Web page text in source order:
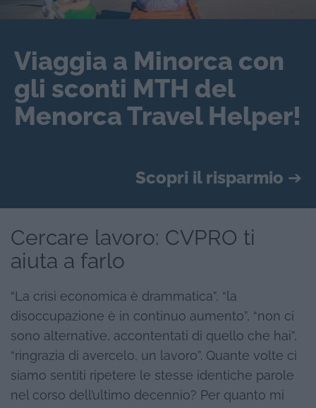
Viaggia a Minorca con
gli sconti MTH del
Menorca Travel Helper!
Scopri il risparmio ➔
Cercare lavoro: CVPRO ti
aiuta a farlo
“La crisi economica è drammatica”, “la
disoccupazione è in continuo aumento”, “non ci
sono alternative, accontentati di quello che hai”,
“ringrazia di avercelo, un lavoro”. Quante volte ci
siamo sentiti ripetere le stesse identiche parole
nel corso dell’ultimo decennio? Per quanto mi